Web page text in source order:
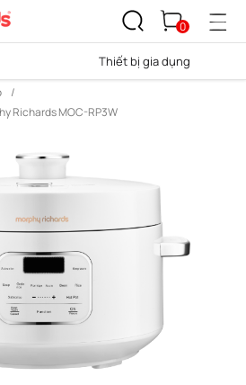
0
Thiết bị gia dụng
/
Richards MOC-RP3W